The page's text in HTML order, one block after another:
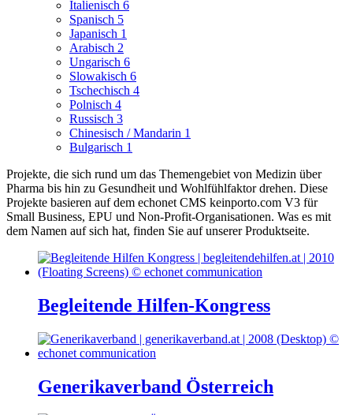
Italienisch 6
Spanisch 5
Japanisch 1
Arabisch 2
Ungarisch 6
Slowakisch 6
Tschechisch 4
Polnisch 4
Russisch 3
Chinesisch / Mandarin 1
Bulgarisch 1
Projekte, die sich rund um das Themengebiet von Medizin über
Pharma bis hin zu Gesundheit und Wohlfühlfaktor drehen. Diese
Projekte basieren auf dem echonet CMS keinporto.com V3 für
Small Business, EPU und Non-Profit-Organisationen. Was es mit
dem Namen auf sich hat, finden Sie auf unserer Produktseite.
Begleitende Hilfen-Kongress
Generikaverband Österreich